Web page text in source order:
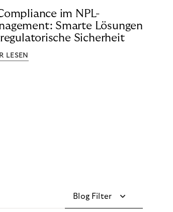
im NPL-
Smarte Lösungen
Sicherheit
LESEN
Blog Filter